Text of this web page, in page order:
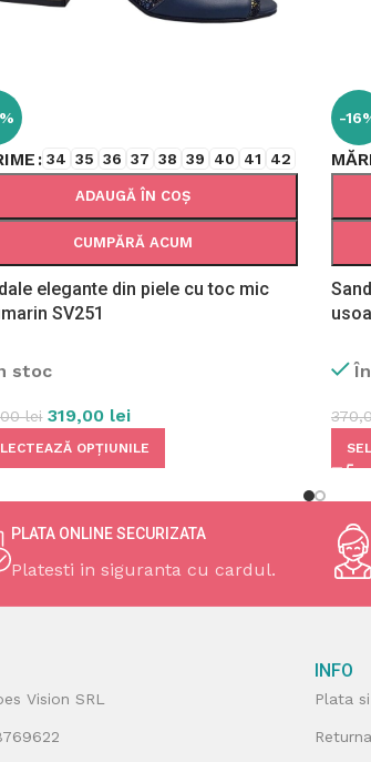
34 35 36 37 38 39 40 41 42
ADAUGĂ ÎN COȘ
CUMPĂRĂ ACUM
elegante din piele cu toc mic
SV251
stoc
lei 319,00 lei
OPȚIUNILE
-
PLATA ONLINE SECURIZATA
Platesti in siguranta cu cardul.
Vision SRL
INFO
Plata